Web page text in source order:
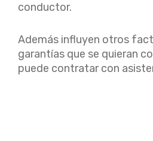
conductor.
Además influyen otros
garantías que se quieran
puede contratar con